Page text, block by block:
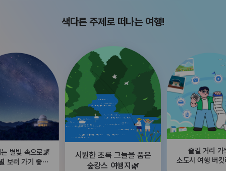
색다른 주제로 떠나는 여행!
별빛 속으로🌌
보러 가기 좋은
시원한 초록 그늘을 품은
숲캉스 여행지🌿
즐길 거리 가
소도시 여행 버킷